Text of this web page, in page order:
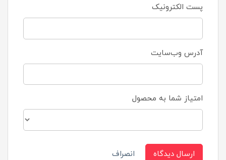
پست الکترونیک
آدرس وب‌سایت
امتیاز شما به محصول
ارسال دیدگاه انصراف